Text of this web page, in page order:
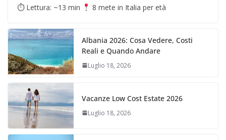
⏱ Lettura: ~13 min
8 mete in Italia per età
Albania 2026: Cosa Vedere, Costi
Reali e Quando Andare
Luglio 18, 2026
Vacanze Low Cost Estate 2026
Luglio 18, 2026